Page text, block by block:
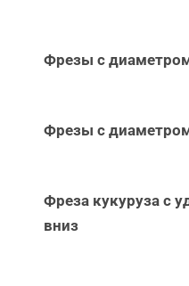
Фрезы с
Фрезы с
Фреза кукуруза с
вниз